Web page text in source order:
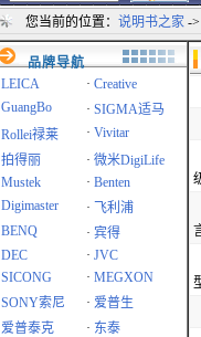
您当前的位置： 说明书之家 ->
品牌导航
LEICA · Creative
GuangBo · SIGMA适马
Rollei禄莱 · Vivitar
拍得丽 · 微米DigiLife
Mustek · Benten
Digimaster ·
飞利浦
BENQ · 宾得
DEC · JVC
SICONG · MEGXON
SONY索尼 · 爱普生
爱普泰克 · 东泰